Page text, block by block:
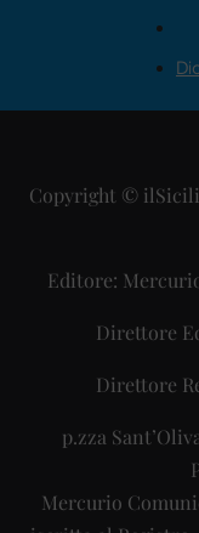
Copyright ©
Editore:
Direttore
Direttore
p.zza
Mercurio